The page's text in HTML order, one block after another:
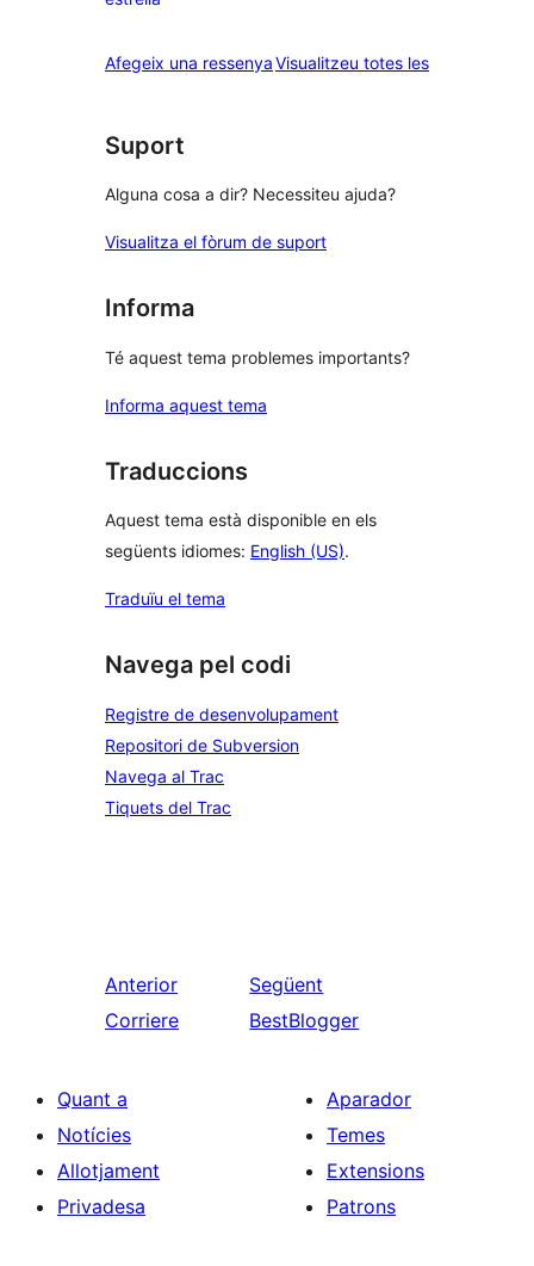
estrelles
de
Afegeix una ressenyaVisualitzeu totes lesressenyes
Suport
Alguna cosa a dir? Necessiteu ajuda?
Visualitza el fòrum de suport
Informa
Té aquest tema problemes importants?
Informa aquest tema
Traduccions
Aquest tema està disponible en els
següents idiomes: English (US).
Traduïu el tema
Navega pel codi
Registre de desenvolupament
Repositori de Subversion
Navega al Trac
Tiquets del Trac
Anterior
Corriere
Següent
BestBlogger
Quant a
Notícies
Allotjament
Privadesa
Aparador
Temes
Extensions
Patrons